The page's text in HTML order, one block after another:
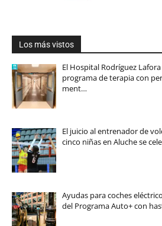
Los más vistos
El Hospital Rodríguez
programa de terapia con
ment…
El juicio al entrenador de
cinco niñas en Aluche se
Ayudas para coches
del Programa Auto+ con